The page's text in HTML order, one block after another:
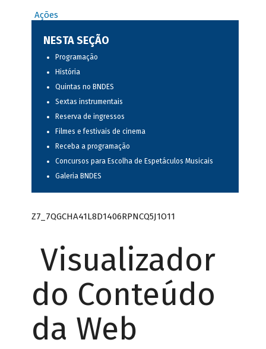
Ações
NESTA SEÇÃO
Programação
História
Quintas no BNDES
Sextas instrumentais
Reserva de ingressos
Filmes e festivais de cinema
Receba a programação
Concursos para Escolha de Espetáculos Musicais
Galeria BNDES
Z7_7QGCHA41L8D1406RPNCQ5J1O11
Visualizador
do Conteúdo
da Web